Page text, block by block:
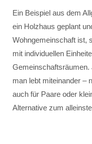
Ein Beispiel aus dem
ein Holzhaus geplant
Wohngemeinschaft ist,
mit individuellen
man lebt miteinander –
auch für Paare oder
Alternative zum